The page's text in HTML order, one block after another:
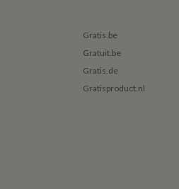
Gratis.be
Gratuit.be
Gratis.de
Gratisproduct.nl